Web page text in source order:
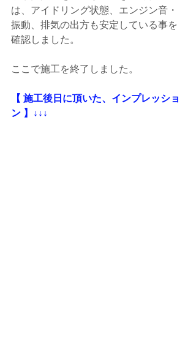
は、アイドリング状態、エンジン音・
振動、排気の出方も安定している事を
確認しました。
ここで施工を終了しました。
【 施工後日に頂いた、インプレッショ
ン 】↓↓↓